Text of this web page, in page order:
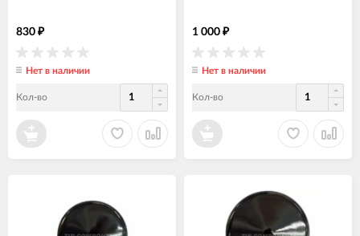
830 ₽
Нет в наличии
Кол-во
1 000 ₽
Нет в наличии
Кол-во